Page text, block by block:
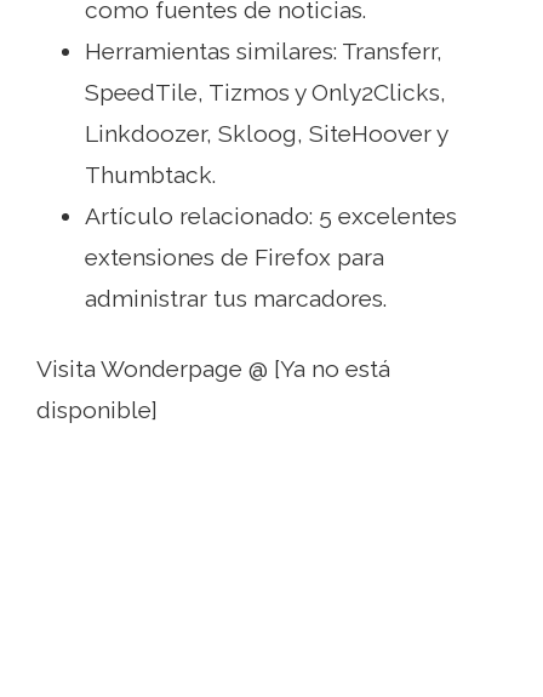
como fuentes de noticias.
Herramientas similares: Transferr,
SpeedTile, Tizmos y Only2Clicks,
Linkdoozer, Skloog, SiteHoover y
Thumbtack.
Artículo relacionado: 5 excelentes
extensiones de Firefox para
administrar tus marcadores.
Visita Wonderpage @ [Ya no está
disponible]